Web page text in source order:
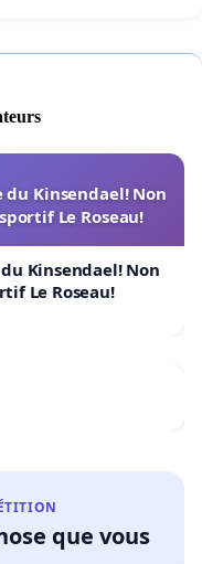
Kinsendael! Non
Le Roseau!
Kinsendael! Non
Le Roseau!
que vous